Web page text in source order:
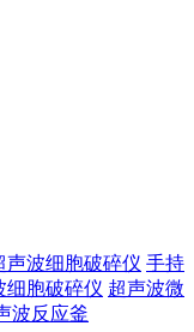
声波细胞破碎仪 手持
细胞破碎仪 超声波微
波反应釜